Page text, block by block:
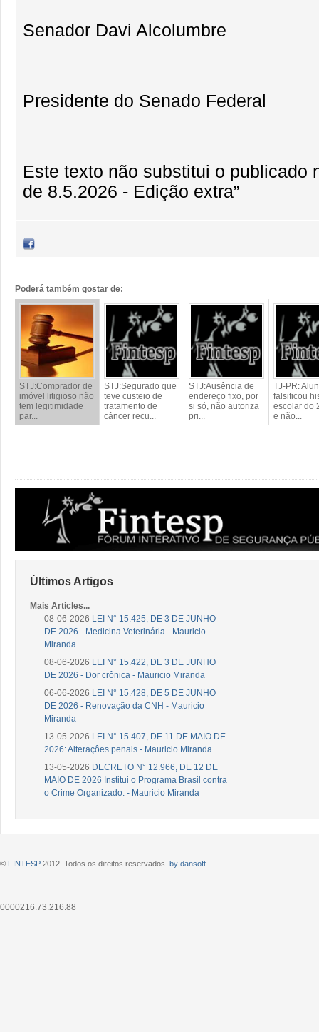
Senador Davi Alcolumbre
Presidente do Senado Federal
Este texto não substitui o publicado
de 8.5.2026 - Edição extra”
Poderá também gostar de:
STJ:Comprador de
imóvel litigioso não
tem legitimidade
par...
STJ:Segurado que
teve custeio de
tratamento de
câncer recu...
STJ:Ausência de
endereço fixo, por
si só, não autoriza
pri...
TJ-PR:
falsificou
escolar do
e não...
Últimos Artigos
Mais Articles...
08-06-2026 LEI N° 15.425, DE 3 DE JUNHO
DE 2026 - Medicina Veterinária - Mauricio
Miranda
08-06-2026 LEI N° 15.422, DE 3 DE JUNHO
DE 2026 - Dor crônica - Mauricio Miranda
06-06-2026 LEI N° 15.428, DE 5 DE JUNHO
DE 2026 - Renovação da CNH - Mauricio
Miranda
13-05-2026 LEI N° 15.407, DE 11 DE MAIO DE
2026: Alteraçôes penais - Mauricio Miranda
13-05-2026 DECRETO N° 12.966, DE 12 DE
MAIO DE 2026 Institui o Programa Brasil contra
o Crime Organizado. - Mauricio Miranda
© FINTESP 2012. Todos os direitos reservados. by dansoft
0000216.73.216.88